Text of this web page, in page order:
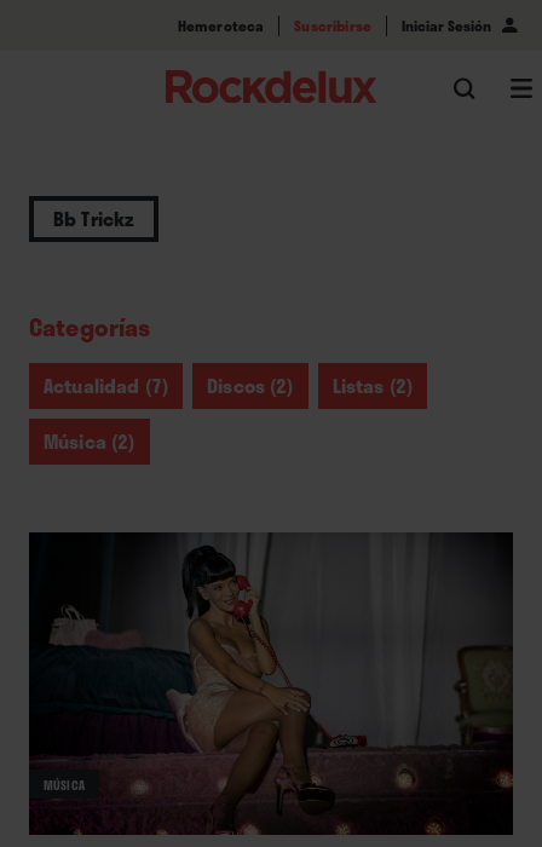
Hemeroteca Suscribirse Iniciar Sesión
Bb Trickz
Categorías
Actualidad (7) Discos (2)
Listas (2)
Música (2)
MÚSICA